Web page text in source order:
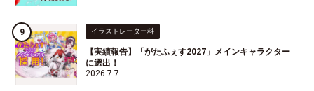
イラストレーター科
【実績報告】「がたふぇす2027」メインキャラクター
に選出！
2026.7.7